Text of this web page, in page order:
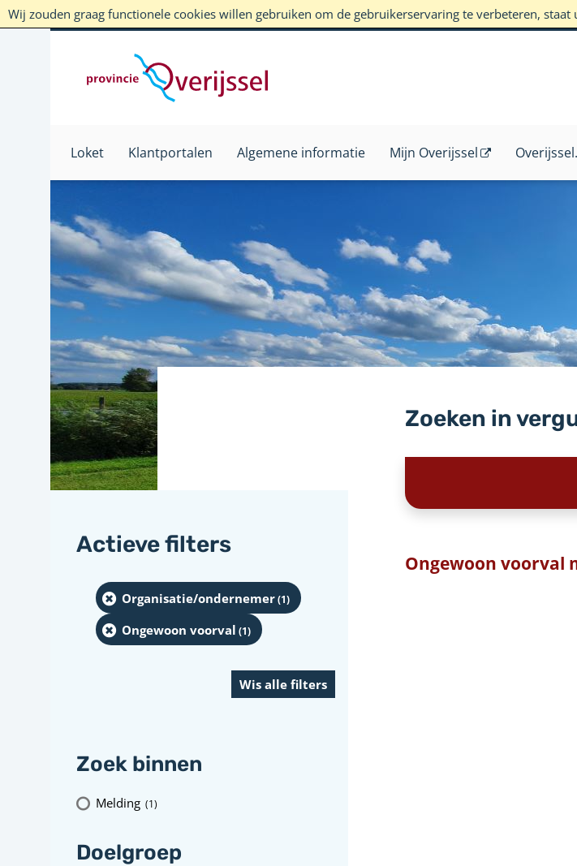
Wij zouden graag functionele cookies willen gebruiken om de gebruikerservaring te verbeteren, staat
Loket Klantportalen Algemene informatie Mijn Overijssel
Zoeken in
Ongewoon voorval
Actieve filters
Organisatie/ondernemer(1)
Ongewoon voorval (1)
Zoek binnen
Melding (1)
Doelgroep